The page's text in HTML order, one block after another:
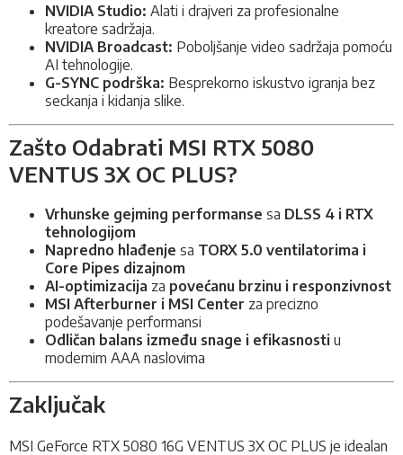
NVIDIA Studio: Alati i drajveri za profesionalne
kreatore sadržaja.
NVIDIA Broadcast: Poboljšanje video sadržaja pomoću
AI tehnologije.
G-SYNC podrška: Besprekorno iskustvo igranja bez
seckanja i kidanja slike.
Zašto Odabrati MSI RTX 5080
VENTUS 3X OC PLUS?
Vrhunske gejming performanse sa DLSS 4 i RTX
tehnologijom
Napredno hlađenje sa TORX 5.0 ventilatorima i
Core Pipes dizajnom
AI-optimizacija za povećanu brzinu i responzivnost
MSI Afterburner i MSI Center za precizno
podešavanje performansi
Odličan balans između snage i efikasnosti u
modernim AAA naslovima
Zaključak
MSI GeForce RTX 5080 16G VENTUS 3X OC PLUS je idealan